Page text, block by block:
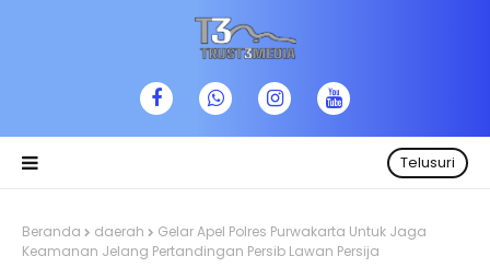
Telusuri
Beranda daerah
Gelar Apel Polres Purwakarta Untuk Jaga
Keamanan Jelang Pertandingan Persib Lawan Persija